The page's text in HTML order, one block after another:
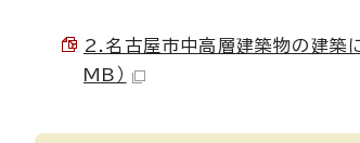
2.名古屋市中高層建築物の建築
MB）